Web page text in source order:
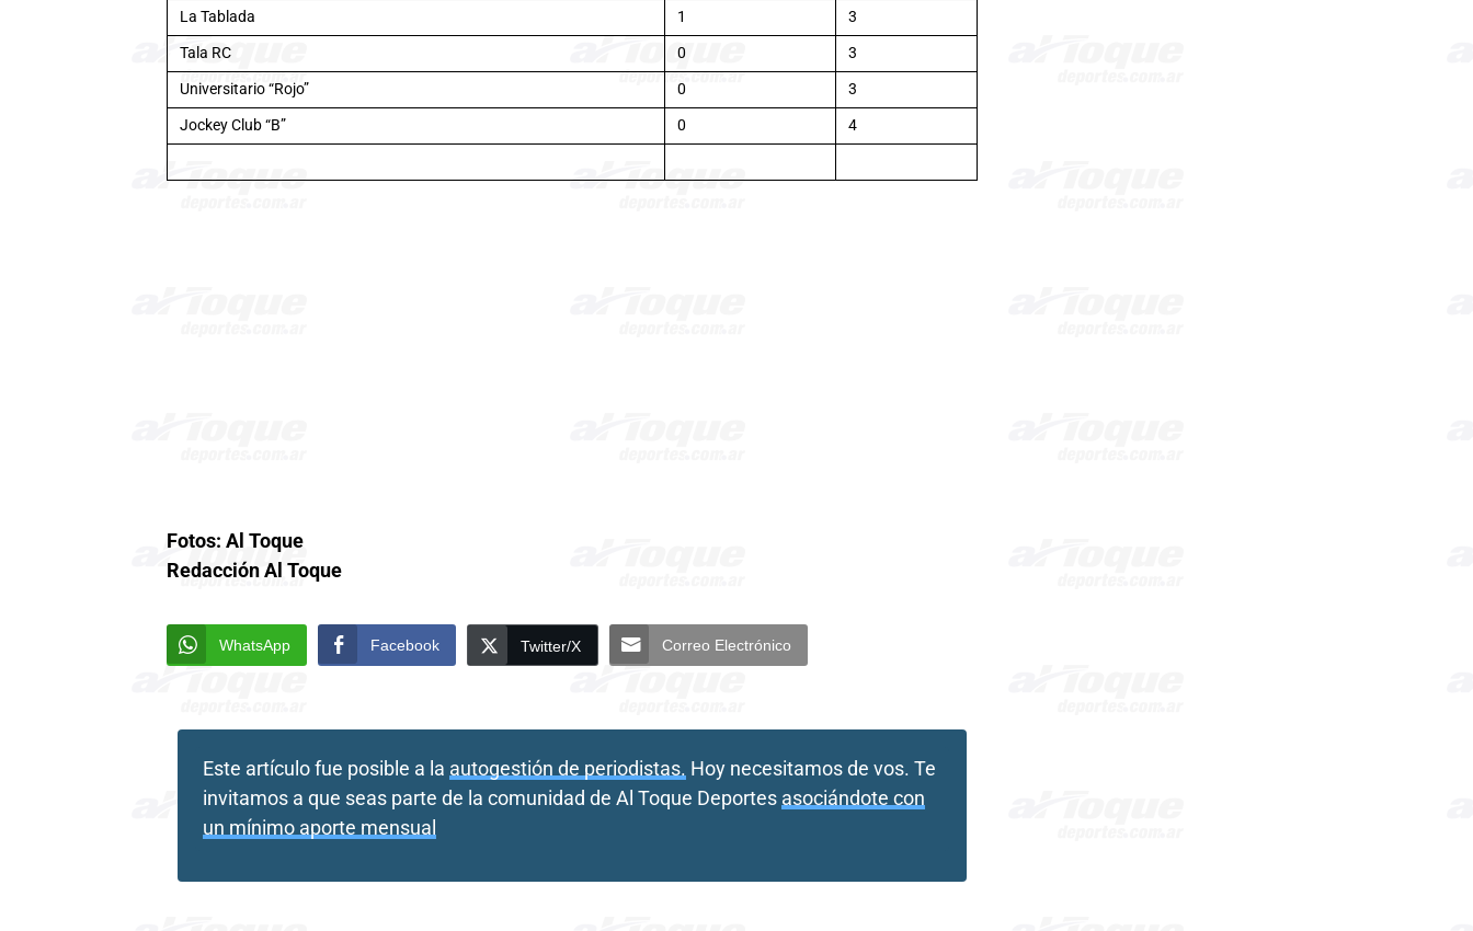
La Tablada
1
3
Tala RC
0
3
Universitario “Rojo”
0
3
Jockey Club “B”
0 4
Fotos: Al Toque
Redacción Al Toque
WhatsApp Facebook Twitter/X Correo Electrónico
Este artículo fue posible a la autogestión de periodistas. Hoy necesitamos de vos. Te
invitamos a que seas parte de la comunidad de Al Toque Deportes asociándote con
un mínimo aporte mensual